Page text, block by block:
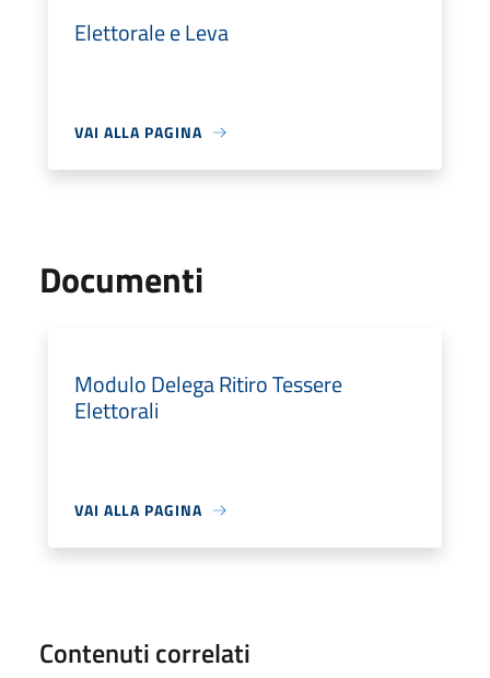
Elettorale e Leva
VAI ALLA PAGINA
Documenti
Modulo Delega Ritiro Tessere
Elettorali
VAI ALLA PAGINA
Contenuti correlati